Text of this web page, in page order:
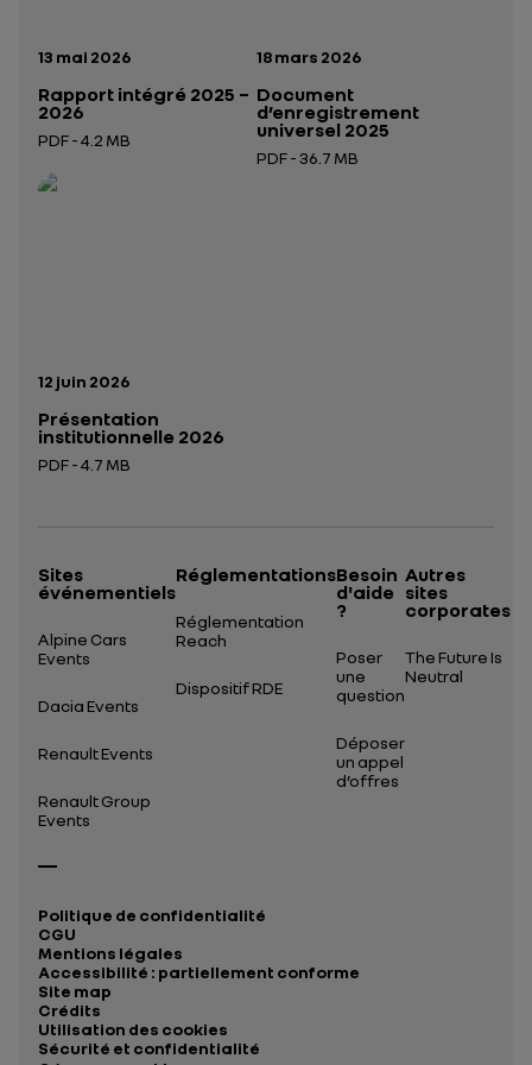
Date de publication:
13 mai 2026
Rapport intégré 2025 –
2026
PDF - 4.2 MB
Ouverture dans un nouvel onglet
Date de publication:
18 mars 2026
Document
d’enregistrement
universel 2025
PDF - 36.7 MB
Date de publication:
12 juin 2026
Présentation
institutionnelle 2026
PDF - 4.7 MB
Sites
événementiels
Alpine Cars
Events
Dacia Events
Renault Events
Renault Group
Events
Réglementations
Réglementation
Reach
Dispositif RDE
Besoin
d'aide
?
Poser
une
question
Déposer
un appel
d’offres
Autres
sites
corporates
The Future Is
Neutral
Politique de confidentialité
CGU
Mentions légales
Accessibilité : partiellement conforme
Site map
Crédits
Utilisation des cookies
Sécurité et confidentialité